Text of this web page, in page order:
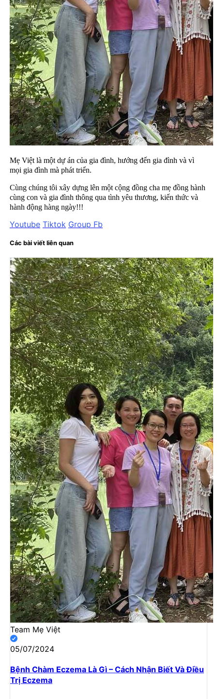
Mẹ Việt là một dự án của gia đình, hướng đến gia đình và vì
mọi gia đình mà phát triển.
Cùng chúng tôi xây dựng lên một cộng đồng cha mẹ đồng hành
cùng con và gia đình thông qua tình yêu thương, kiến thức và
hành động hàng ngày!!!
Youtube Tiktok Group Fb
Các bài viết liên quan
Team Mẹ Việt
05/07/2024
Bệnh Chàm Eczema Là Gì – Cách Nhận Biết Và Điều
Trị Eczema